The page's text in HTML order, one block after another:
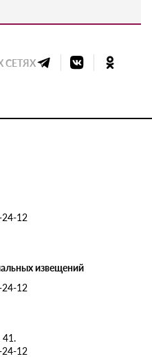
СЕТЯХ
12
извещений
12
41.
12